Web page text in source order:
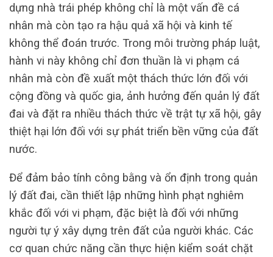
dựng nhà trái phép không chỉ là một vấn đề cá
nhân mà còn tạo ra hậu quả xã hội và kinh tế
không thể đoán trước. Trong môi trường pháp luật,
hành vi này không chỉ đơn thuần là vi phạm cá
nhân mà còn đề xuất một thách thức lớn đối với
cộng đồng và quốc gia, ảnh hưởng đến quản lý đất
đai và đặt ra nhiều thách thức về trật tự xã hội, gây
thiệt hại lớn đối với sự phát triển bền vững của đất
nước.
Để đảm bảo tính công bằng và ổn định trong quản
lý đất đai, cần thiết lập những hình phạt nghiêm
khắc đối với vi phạm, đặc biệt là đối với những
người tự ý xây dựng trên đất của người khác. Các
cơ quan chức năng cần thực hiện kiểm soát chặt